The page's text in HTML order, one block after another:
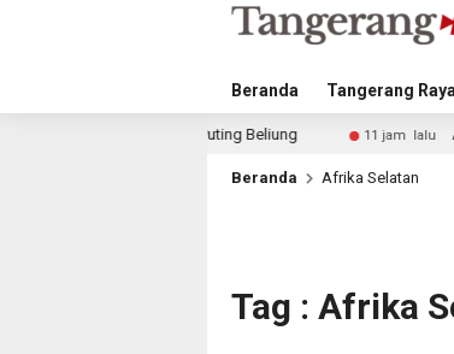
Beranda Tangerang Raya
11 jam lalu Atletico Madrid dan
Beranda Afrika Selatan
Tag : Afrika